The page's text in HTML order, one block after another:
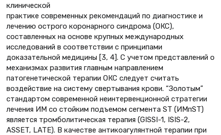
клинической
практике современных рекомендаций по диагностике и
лечению острого коронарного синдрома (ОКС),
составленных на основе крупных международных
исследований в соответствии с принципами
доказательной медицины [3, 4]. С учетом представлений о
механизмах развития главным направлением
патогенетической терапии ОКС следует считать
воздействие на систему свертывания крови. “Золотым”
стандартом современной неинтервенционной стратегии
лечения ИМ со стойким подъемом сегмента ST (ИМпST)
является тромболитическая терапия (GISSI-1, ISIS-2,
ASSET, LATE). В качестве антикоагулянтной терапии при